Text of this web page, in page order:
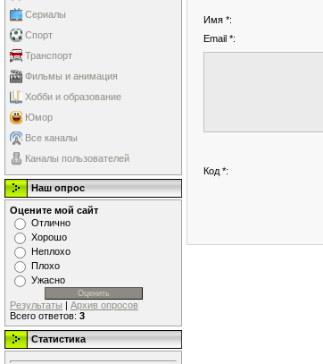
Сериалы
Спорт
Транспорт
Фильмы и анимация
Хобби и образование
Юмор
Все каналы
Каналы пользователей
Наш опрос
Оцените мой сайт
Отлично
Хорошо
Неплохо
Плохо
Ужасно
Результаты | Архив опросов
Всего ответов: 3
Статистика
Имя *:
Email *:
Код *: